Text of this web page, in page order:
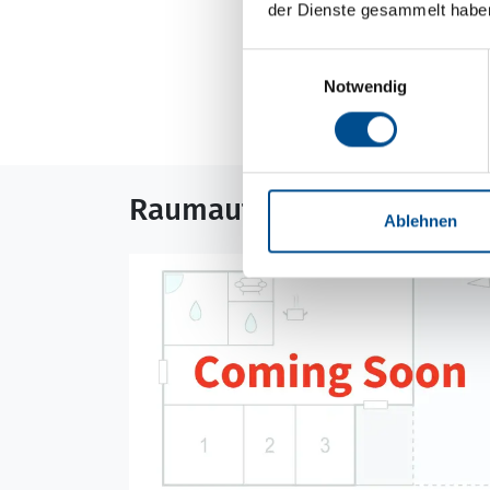
der Dienste gesammelt
Notwendig
Ablehnen
Neben- und
Die aktuellen
Raumaufteilung